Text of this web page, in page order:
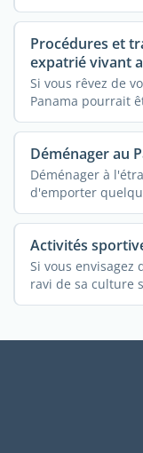
Procédures et
expatrié vivant
Si vous rêvez de
Panama pourrait
Déménager au
Déménager à
d'emporter
Activités
Si vous envisagez
ravi de sa culture